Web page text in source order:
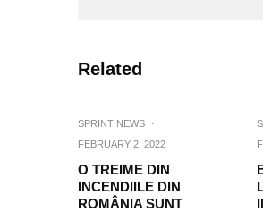
Related
SPRINT NEWS
·
FEBRUARY 2, 2022
O TREIME DIN
INCENDIILE DIN
ROMÂNIA SUNT